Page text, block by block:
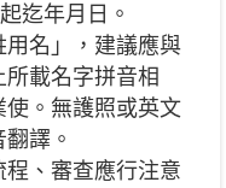
迄年月日。
名」，建議應與
載名字拼音相
使。無護照或英文
譯。
、審查應行注意